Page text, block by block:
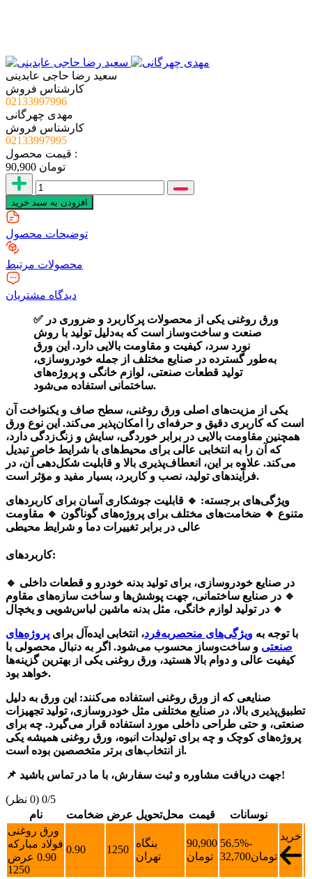
سعید رضا حاجی عابدینی
کارشناس فروش
02133997996
مهدی چهرگانی
کارشناس فروش
02133997995
قیمت محصول :
90,900 تومان
افزودن به سبد خرید
توضیحات محصول
محصولات ‌مرتبط
دیدگاه ‌مشتریان
✅ ورق روغنی یکی از محصولات پرکاربرد و ضروری در
صنعت و ساخت‌وساز است که به‌دلیل تولید با روش
نورد سرد، کیفیت و مقاومت بالایی دارد. این ورق
به‌طور گسترده در صنایع مختلف از جمله خودروسازی،
تولید قطعات صنعتی، لوازم خانگی و پروژه‌های
ساختمانی استفاده می‌شود.
یکی از مزیت‌های اصلی ورق روغنی، سطح صاف و یکنواخت آن
است که کاربری دقیق و حرفه‌ای را امکان‌پذیر می‌کند. این نوع ورق
همچنین مقاومت بالایی در برابر خوردگی، سایش و زنگ‌زدگی دارد،
که آن را به انتخابی عالی برای محیط‌های با شرایط خاص تبدیل
می‌کند. علاوه بر این، انعطاف‌پذیری بالا و قابلیت شکل‌دهی آن، در
فرآیندهای تولید، نصب و کاربرد، بسیار مفید و مؤثر است.
ویژگی‌های برجسته: 🔹 قابلیت جوشکاری آسان برای کاربردهای
متنوع 🔹 ضخامت‌های مختلف برای پروژه‌های گوناگون 🔹 مقاومت
عالی در برابر تغییرات دما و شرایط محیطی
کاربردهای:
🔹 در صنایع خودروسازی، برای تولید بدنه خودرو و قطعات داخلی
🔹 در صنایع ساختمانی، جهت پوشش‌ها و ساخت سازه‌های مقاوم
🔹 در تولید لوازم خانگی، مثل بدنه ماشین لباس‌شویی و یخچال
با توجه به ویژگی‌های منحصر‌به‌فرد، انتخابی ایده‌آل برای پروژه‌های
صنعتی و ساخت‌وساز محسوب می‌شود. اگر به دنبال محصولی با
کیفیت عالی و دوام بالا هستید، ورق روغنی یکی از بهترین گزینه‌ها
خواهد بود.
صنایعی که از ورق روغنی استفاده می‌کنند: این ورق به دلیل
تطبیق‌پذیری بالا، در صنایع مختلفی مثل خودروسازی، تولید تجهیزات
صنعتی، و حتی طراحی داخلی مورد استفاده قرار می‌گیرد. چه برای
پروژه‌های کوچک و چه برای تولیدات انبوه، ورق روغنی همیشه یکی
از انتخاب‌های برتر متخصصین بوده است.
📌 جهت دریافت مشاوره و ثبت سفارش، با ما در تماس باشید!
‫0/5 ‫(0 نظر)
نام
ضخامت عرض محل‌تحویل قیمت
نوسانات
ورق روغنی
فولاد مبارکه
0.90 عرض
1250
0.90 1250
بنگاه
تهران
90,900
تومان
56.5%-
32,700تومان
خرید